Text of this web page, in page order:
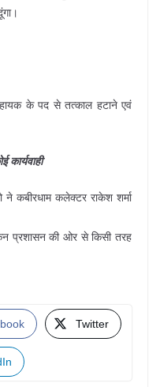
के पद से तत्काल हटाने एवं
कार्यवाही
कबीरधाम कलेक्टर राकेश शर्मा
प्रशासन की ओर से किसी तरह
Twitter